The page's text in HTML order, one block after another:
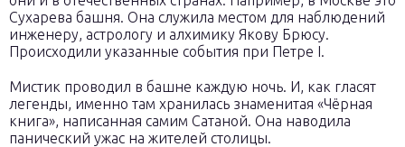
Сухарева башня. Она служила местом для наблюдений
инженеру, астрологу и алхимику Якову Брюсу.
Происходили указанные события при Петре I.
Мистик проводил в башне каждую ночь. И, как гласят
легенды, именно там хранилась знаменитая «Чёрная
книга», написанная самим Сатаной. Она наводила
панический ужас на жителей столицы.